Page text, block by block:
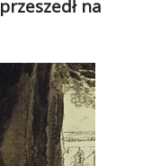
przeszedł na